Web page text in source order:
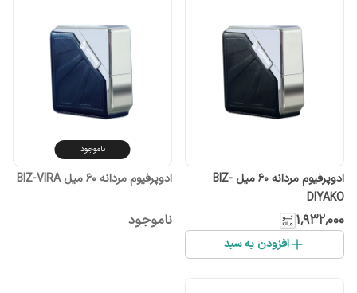
ادوپرفیوم مردانه ۶۰ میل BIZ-
DIYAKO
۱٬۹۳۲٬۰۰۰
افزودن به سبد
ناموجود
ادوپرفیوم مردانه ۶۰ میل BIZ-VIRA
ناموجود